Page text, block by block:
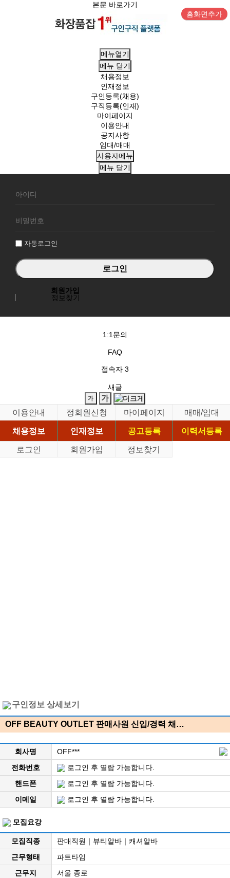
본문 바로가기
홈화면추가
메뉴열기
메뉴 닫기
채용정보
인재정보
구인등록(채용)
구직등록(인재)
마이페이지
이용안내
공지사항
임대/매매
사용자메뉴
메뉴 닫기
원
그
자동로그인
회원가입
정보찾기
1:1문의
FAQ
접속자 3
새글
이용안내 정회원신청 마이페이지
매매/임대
채용정보
인재정보 공고등록
이력서등록
로그인
회원가입 정보찾기
구인정보 상세보기
OFF BEAUTY OUTLET 판매사원 신입/경력 채…
회사명
OFF***
전화번호
로그인 후 열람 가능합니다.
핸드폰
로그인 후 열람 가능합니다.
이메일
로그인 후 열람 가능합니다.
모집요강
모집직종
판매직원｜뷰티알바｜캐셔알바
근무형태
파트타임
근무지
서울 종로